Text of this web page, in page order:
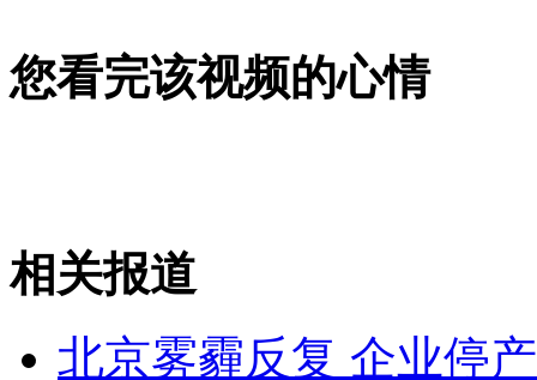
纽约上演“枕头大战”
您看完该视频的心情
相关报道
北京雾霾反复 企业停